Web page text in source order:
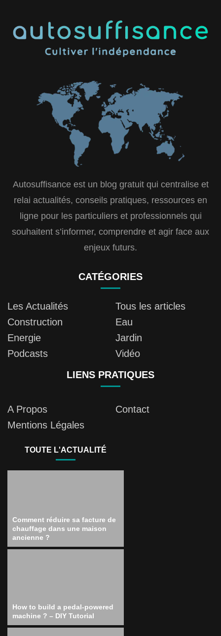
Autosuffisance est un blog gratuit qui centralise et
relai actualités, conseils pratiques, ressources en
ligne pour les particuliers et professionnels qui
souhaitent s’informer, comprendre et agir face aux
enjeux futurs.
CATÉGORIES
Les Actualités
Tous les articles
Construction
Eau
Energie
Jardin
Podcasts
Vidéo
LIENS PRATIQUES
A Propos
Contact
Mentions Légales
TOUTE L'ACTUALITÉ
Comment réduire sa facture de
chauffage dans une maison
ancienne ?
How to build a pedal-powered
machine ? – DIY Tutorial